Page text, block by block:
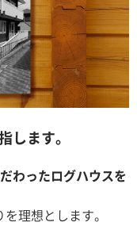
します。
わったログハウスを
理想とします。